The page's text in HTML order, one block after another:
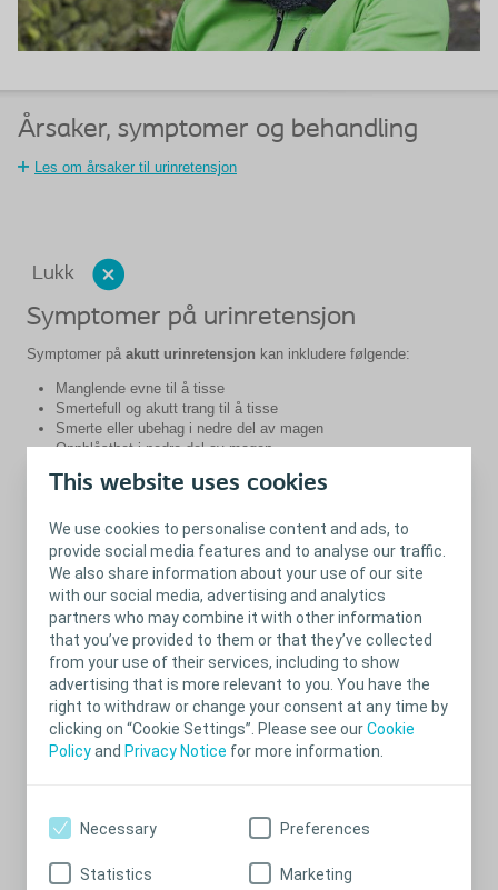
This website uses cookies
We use cookies to personalise content and ads, to
provide social media features and to analyse our traffic.
We also share information about your use of our site
with our social media, advertising and analytics
partners who may combine it with other information
that you’ve provided to them or that they’ve collected
from your use of their services, including to show
advertising that is more relevant to you. You have the
right to withdraw or change your consent at any time by
clicking on “Cookie Settings”. Please see ourCookie
Policyand Privacy Notice for more information.
Necessary Preferences
Statistics Marketing
Årsaker, symptomer og behandling
Les om årsaker til urinretensjon
Lukk
Symptomer på urinretensjon
Symptomer på akutt urinretensjon kan inkludere følgende:
Manglende evne til å tisse
Smertefull og akutt trang til å tisse
Smerte eller ubehag i nedre del av magen
Oppblåsthet i nedre del av magen
Ta kontakt med helsepersonell dersom du opplever symptomer
Symptomer påkronisk urinretensjonkan inkludere følgende:
Hyppig vannlating
Vanskeligheter med å starte vannlating
Svak eller ujevn urinstråle
Sterk trang til å tisse uten at det kommer noe
Trang til å tisse etter at du er ferdig med å late vannet
Mildt og konstant ubehag i nedre del av mage og urinveier
Vi er her for å hjelpe!